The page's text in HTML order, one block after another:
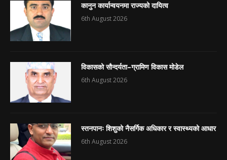
कानुन कार्यान्वयनमा राज्यको दायित्व
6th August 2026
विकासको सौन्दर्यता–ग्रामिण विकास मोडेल
6th August 2026
स्तनपानः शिशुको नैसर्गिक अधिकार र स्वास्थ्यको आधार
6th August 2026